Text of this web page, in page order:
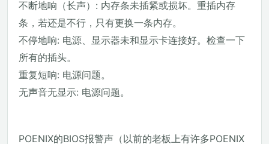
不断地响（长声）: 内存条未插紧或损坏。重插内存
条，若还是不行，只有更换一条内存。
不停地响: 电源、显示器未和显示卡连接好。检查一下
所有的插头。
重复短响: 电源问题。
无声音无显示: 电源问题。
POENIX的BIOS报警声（以前的老板上有许多POENIX